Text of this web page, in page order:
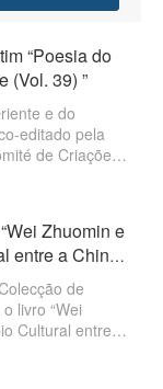
“Poesia do
(Vol. 39) ”
e do
editado pela
de Criações
da
e a Associação
Adoptando uma
e aberta, o
de criações
Zhuomin e
entre a China
de...de
livro “Wei
Cultural entre a
de
Zhuhai-